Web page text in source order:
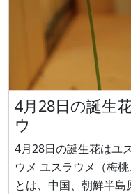
4月28日の誕生
ウ
4月28日の誕生花はユスラ
ウメ ユスラウメ（梅
とは、中国、朝鮮半